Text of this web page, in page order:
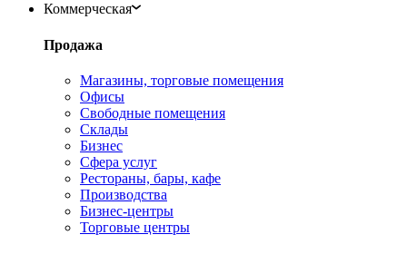
Коммерческая
Продажа
Магазины, торговые помещения
Офисы
Свободные помещения
Склады
Бизнес
Сфера услуг
Рестораны, бары, кафе
Производства
Бизнес-центры
Торговые центры